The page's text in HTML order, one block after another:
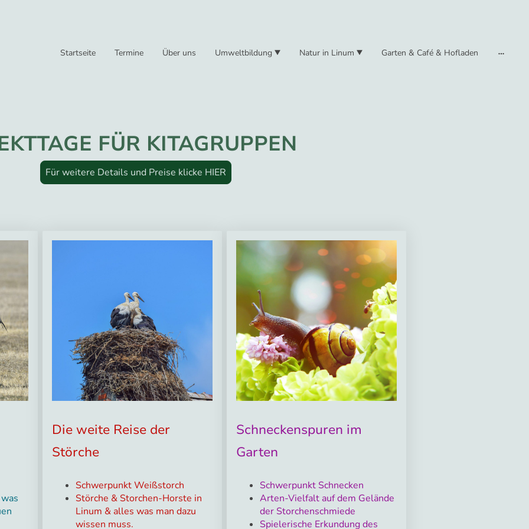
Startseite Termine Über uns Umweltbildung Natur in Linum Garten & Café & Hofladen
FÜR KITAGRUPPEN
Für weitere Details und Preise klicke HIER
Die weite Reise der
Störche
Schwerpunkt Weißstorch
Störche & Storchen-Horste in
Linum & alles was man dazu
wissen muss.
Schneckenspuren im
Garten
Schwerpunkt Schnecken
Arten-Vielfalt auf dem Gelände
der Storchenschmiede
Spielerische Erkundung des